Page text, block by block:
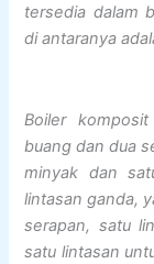
tersedia dalam
di antaranya
Boiler
buang dan dua
minyak dan
lintasan ganda,
serapan, satu
satu lintasan